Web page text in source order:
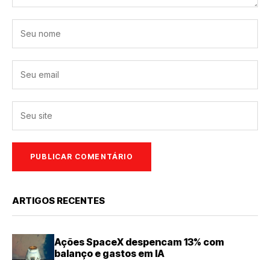
ARTIGOS RECENTES
Ações SpaceX despencam 13% com
balanço e gastos em IA